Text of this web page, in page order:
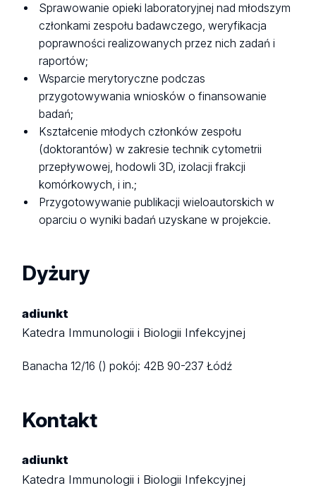
Sprawowanie opieki laboratoryjnej nad młodszym
członkami zespołu badawczego, weryfikacja
poprawności realizowanych przez nich zadań i
raportów;
Wsparcie merytoryczne podczas
przygotowywania wniosków o finansowanie
badań;
Kształcenie młodych członków zespołu
(doktorantów) w zakresie technik cytometrii
przepływowej, hodowli 3D, izolacji frakcji
komórkowych, i in.;
Przygotowywanie publikacji wieloautorskich w
oparciu o wyniki badań uzyskane w projekcie.
Dyżury
adiunkt
Katedra Immunologii i Biologii Infekcyjnej
Banacha 12/16 ()pokój: 42B90-237 Łódź
Kontakt
adiunkt
Katedra Immunologii i Biologii Infekcyjnej